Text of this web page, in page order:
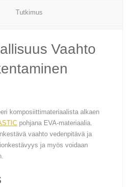
Tutkimus
Vaahto
komposiittimateriaalista alkaen
pohjana EVA-materiaalia.
vaahto vedenpitävä ja
ja myös voidaan